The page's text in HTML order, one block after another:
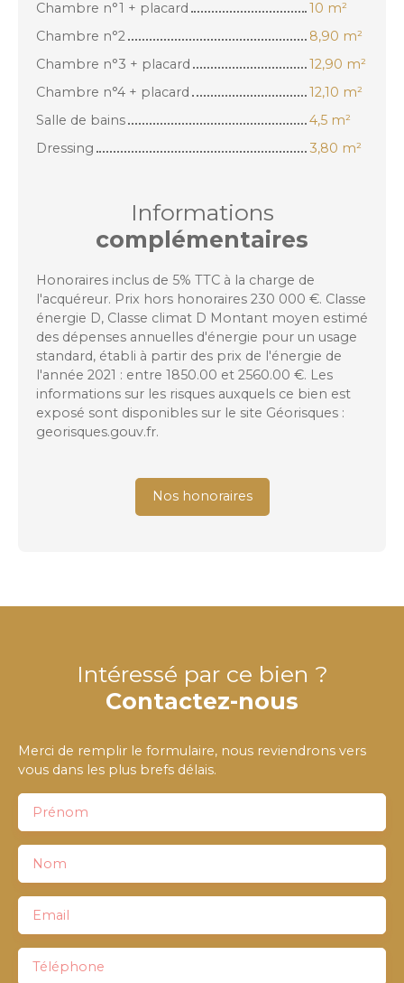
Chambre n°1 + placard
10 m²
Chambre n°2
8,90 m²
Chambre n°3 + placard
12,90 m²
Chambre n°4 + placard
12,10 m²
Salle de bains
4,5 m²
Dressing
3,80 m²
Informations
complémentaires
Honoraires inclus de 5% TTC à la charge de
l'acquéreur. Prix hors honoraires 230 000 €. Classe
énergie D, Classe climat D Montant moyen estimé
des dépenses annuelles d'énergie pour un usage
standard, établi à partir des prix de l'énergie de
l'année 2021 : entre 1850.00 et 2560.00 €. Les
informations sur les risques auxquels ce bien est
exposé sont disponibles sur le site Géorisques :
georisques.gouv.fr.
Nos honoraires
Intéressé par ce bien ?
Contactez-nous
Merci de remplir le formulaire, nous reviendrons vers
vous dans les plus brefs délais.
Prénom
Nom
Email
Téléphone